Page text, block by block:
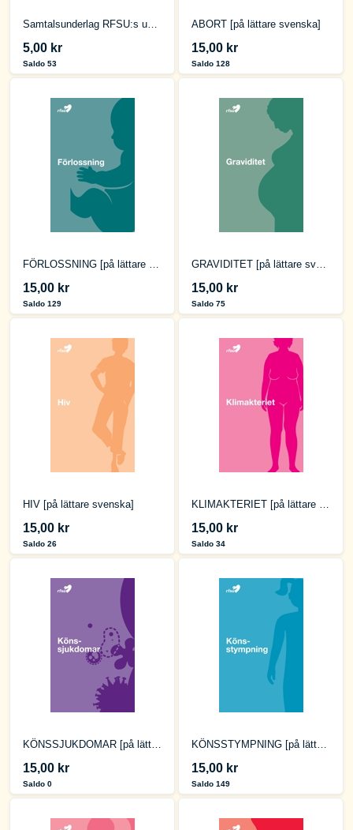
Samtalsunderlag RFSU:s upplysningsfilmer
5,00 kr
Saldo 53
ABORT [på lättare svenska]
15,00 kr
Saldo 128
FÖRLOSSNING [på lättare svenska]
15,00 kr
Saldo 129
GRAVIDITET [på lättare svenska]
15,00 kr
Saldo 75
HIV [på lättare svenska]
15,00 kr
Saldo 26
KLIMAKTERIET [på lättare svenska]
15,00 kr
Saldo 34
KÖNSSJUKDOMAR [på lättare svenska]
15,00 kr
Saldo 0
KÖNSSTYMPNING [på lättare svenska]
15,00 kr
Saldo 149